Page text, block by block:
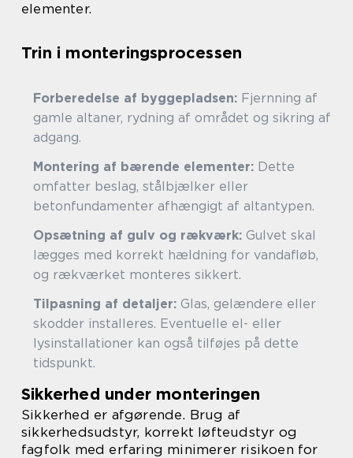
elementer.
Trin i monteringsprocessen
Forberedelse af byggepladsen: Fjernning af
gamle altaner, rydning af området og sikring af
adgang.
Montering af bærende elementer: Dette
omfatter beslag, stålbjælker eller
betonfundamenter afhængigt af altantypen.
Opsætning af gulv og rækværk: Gulvet skal
lægges med korrekt hældning for vandafløb,
og rækværket monteres sikkert.
Tilpasning af detaljer: Glas, gelændere eller
skodder installeres. Eventuelle el- eller
lysinstallationer kan også tilføjes på dette
tidspunkt.
Sikkerhed under monteringen
Sikkerhed er afgørende. Brug af
sikkerhedsudstyr, korrekt løfteudstyr og
fagfolk med erfaring minimerer risikoen for